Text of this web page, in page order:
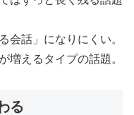
会話」になりにくい。
増えるタイプの話題。
る